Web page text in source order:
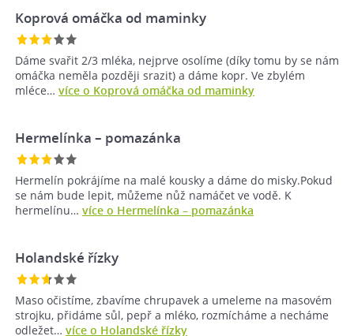
Koprová omáčka od maminky
Dáme svařit 2/3 mléka, nejprve osolíme (díky tomu by se nám
omáčka neměla později srazit) a dáme kopr. Ve zbylém
mléce… více o Koprová omáčka od maminky
Hermelínka – pomazánka
Hermelín pokrájíme na malé kousky a dáme do misky.Pokud
se nám bude lepit, můžeme nůž namáčet ve vodě. K
hermelínu… více o Hermelínka – pomazánka
Holandské řízky
Maso očistíme, zbavíme chrupavek a umeleme na masovém
strojku, přidáme sůl, pepř a mléko, rozmícháme a necháme
odležet… více o Holandské řízky